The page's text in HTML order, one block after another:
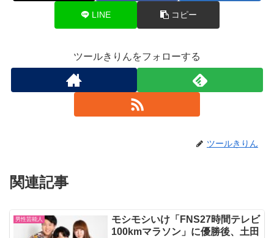
LINE コピー
ツールきりんをフォローする
ツールきりん
関連記事
男性芸能人
モシモシいけ「FNS27時間テレビ
100kmマラソン」に優勝後、土田